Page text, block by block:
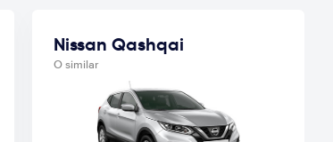
Nissan Qashqai
O similar